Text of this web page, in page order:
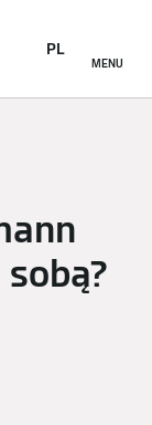
MENU
PL